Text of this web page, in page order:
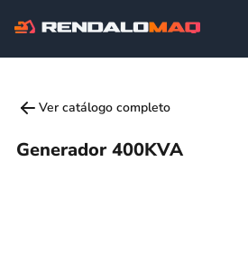
Ver catálogo completo
Generador 400KVA